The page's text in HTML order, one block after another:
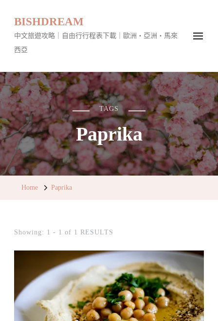
BISHDREAM
中文旅遊攻略｜自由行行程表下載｜歐洲・亞洲・馬來
西亞
TAGS
Paprika
Home Paprika
Showing: 1 - 1 of 1 RESULTS